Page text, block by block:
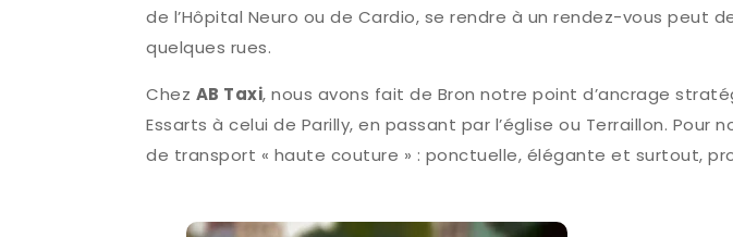
de l’Hôpital Neuro ou de Cardio, se rendre à un rendez-vous
quelques rues.
Chez AB Taxi, nous avons fait de Bron notre point d’ancrage
Essarts à celui de Parilly, en passant par l’église ou Terraillon.
de transport « haute couture » : ponctuelle, élégante et surtout,